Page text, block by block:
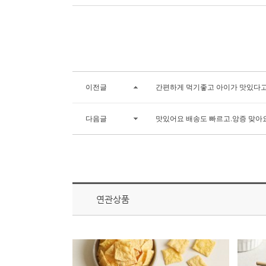
이전글 간편하게 먹기좋고 아이가 맛있다
다음글 맛있어요 배송도 빠르고.앙증 맞
연관상품